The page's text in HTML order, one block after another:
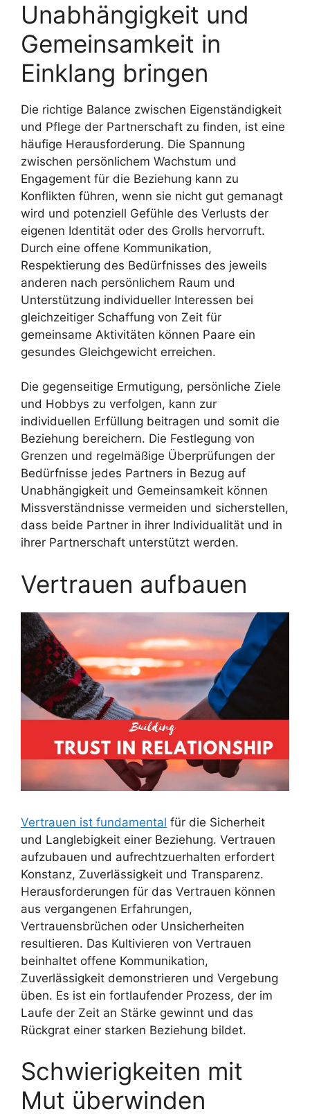
Unabhängigkeit und
Gemeinsamkeit in
Einklang bringen
Die richtige Balance zwischen Eigenständigkeit
und Pflege der Partnerschaft zu finden, ist eine
häufige Herausforderung. Die Spannung
zwischen persönlichem Wachstum und
Engagement für die Beziehung kann zu
Konflikten führen, wenn sie nicht gut gemanagt
wird und potenziell Gefühle des Verlusts der
eigenen Identität oder des Grolls hervorruft.
Durch eine offene Kommunikation,
Respektierung des Bedürfnisses des jeweils
anderen nach persönlichem Raum und
Unterstützung individueller Interessen bei
gleichzeitiger Schaffung von Zeit für
gemeinsame Aktivitäten können Paare ein
gesundes Gleichgewicht erreichen.
Die gegenseitige Ermutigung, persönliche Ziele
und Hobbys zu verfolgen, kann zur
individuellen Erfüllung beitragen und somit die
Beziehung bereichern. Die Festlegung von
Grenzen und regelmäßige Überprüfungen der
Bedürfnisse jedes Partners in Bezug auf
Unabhängigkeit und Gemeinsamkeit können
Missverständnisse vermeiden und sicherstellen,
dass beide Partner in ihrer Individualität und in
ihrer Partnerschaft unterstützt werden.
Vertrauen aufbauen
Vertrauen ist fundamental für die Sicherheit
und Langlebigkeit einer Beziehung. Vertrauen
aufzubauen und aufrechtzuerhalten erfordert
Konstanz, Zuverlässigkeit und Transparenz.
Herausforderungen für das Vertrauen können
aus vergangenen Erfahrungen,
Vertrauensbrüchen oder Unsicherheiten
resultieren. Das Kultivieren von Vertrauen
beinhaltet offene Kommunikation,
Zuverlässigkeit demonstrieren und Vergebung
üben. Es ist ein fortlaufender Prozess, der im
Laufe der Zeit an Stärke gewinnt und das
Rückgrat einer starken Beziehung bildet.
Schwierigkeiten mit
Mut überwinden